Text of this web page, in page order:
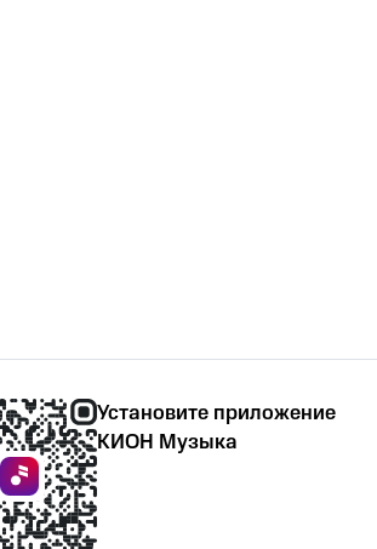
Установите приложение
КИОН Музыка